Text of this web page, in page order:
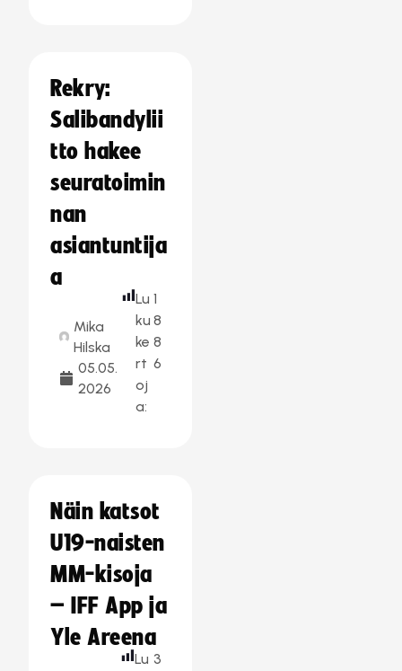
Rekry:
Salibandylii
tto hakee
seuratoimin
nan
asiantuntija
a
Mika
Hilska
05.05.
2026
Lu
ku
ke
rt
oj
a:
1
8
8
6
Näin katsot
U19-naisten
MM-kisoja
– IFF App ja
Yle Areena
Lu 3